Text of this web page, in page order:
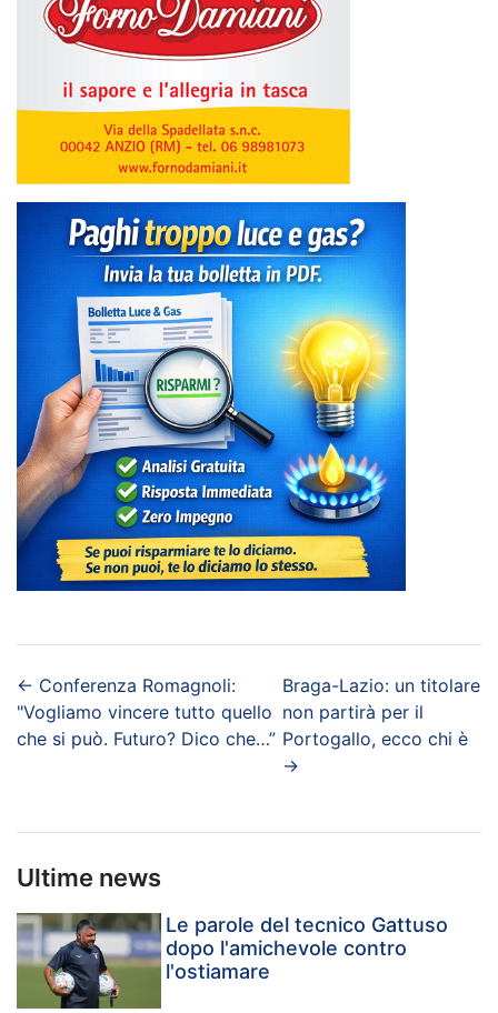
← Conferenza Romagnoli:
"Vogliamo vincere tutto quello
che si può. Futuro? Dico che…”
Braga-Lazio: un titolare
non partirà per il
Portogallo, ecco chi è
→
Ultime news
Le parole del tecnico Gattuso
dopo l'amichevole contro
l'ostiamare